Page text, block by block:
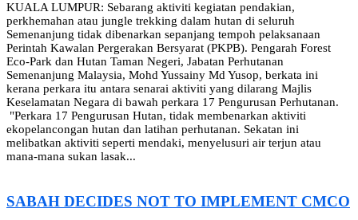
KUALA LUMPUR: Sebarang aktiviti kegiatan pendakian,
perkhemahan atau jungle trekking dalam hutan di seluruh
Semenanjung tidak dibenarkan sepanjang tempoh pelaksanaan
Perintah Kawalan Pergerakan Bersyarat (PKPB). Pengarah Forest
Eco-Park dan Hutan Taman Negeri, Jabatan Perhutanan
Semenanjung Malaysia, Mohd Yussainy Md Yusop, berkata ini
kerana perkara itu antara senarai aktiviti yang dilarang Majlis
Keselamatan Negara di bawah perkara 17 Pengurusan Perhutanan.
"Perkara 17 Pengurusan Hutan, tidak membenarkan aktiviti
ekopelancongan hutan dan latihan perhutanan. Sekatan ini
melibatkan aktiviti seperti mendaki, menyelusuri air terjun atau
mana-mana sukan lasak...
SABAH DECIDES NOT TO IMPLEMENT CMCO